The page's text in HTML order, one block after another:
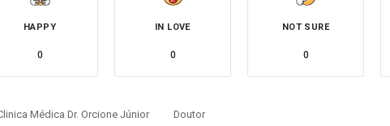
HAPPY
0
IN LOVE
0
NOT SURE
0
Médica Dr. Orcione Júnior
Doutor